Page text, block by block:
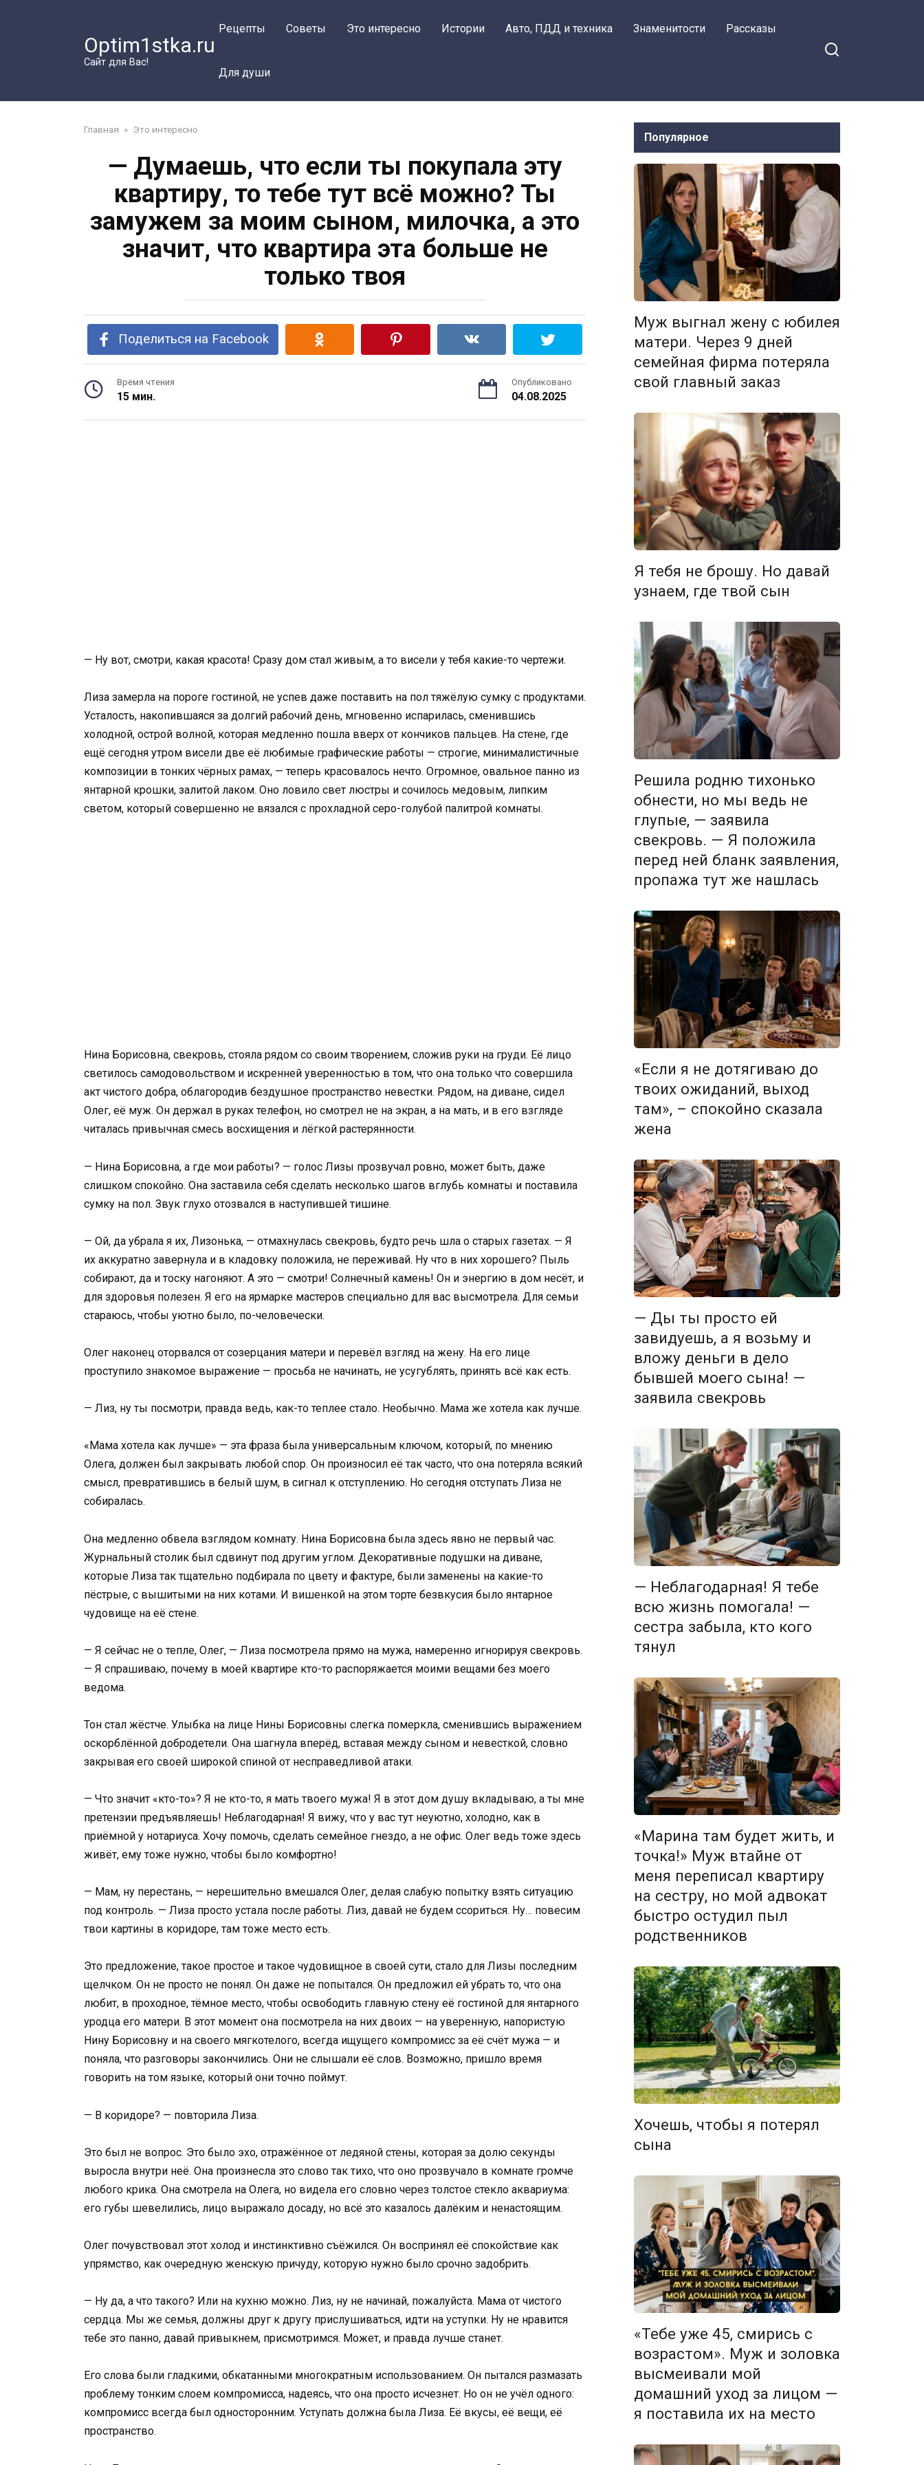
Optim1stka.ru
Сайт для Вас!
Рецепты Советы Это интересно Истории Авто, ПДД и техника Знаменитости Рассказы
Для души
Главная » Это интересно
— Думаешь, что если ты покупала эту
квартиру, то тебе тут всё можно? Ты
замужем за моим сыном, милочка, а это
значит, что квартира эта больше не
только твоя
Поделиться на Facebook
Время чтения
15 мин.
Опубликовано
04.08.2025
— Ну вот, смотри, какая красота! Сразу дом стал живым, а то висели у тебя какие-то чертежи.
Лиза замерла на пороге гостиной, не успев даже поставить на пол тяжёлую сумку с продуктами.
Усталость, накопившаяся за долгий рабочий день, мгновенно испарилась, сменившись
холодной, острой волной, которая медленно пошла вверх от кончиков пальцев. На стене, где
ещё сегодня утром висели две её любимые графические работы — строгие, минималистичные
композиции в тонких чёрных рамах, — теперь красовалось нечто. Огромное, овальное панно из
янтарной крошки, залитой лаком. Оно ловило свет люстры и сочилось медовым, липким
светом, который совершенно не вязался с прохладной серо-голубой палитрой комнаты.
Нина Борисовна, свекровь, стояла рядом со своим творением, сложив руки на груди. Её лицо
светилось самодовольством и искренней уверенностью в том, что она только что совершила
акт чистого добра, облагородив бездушное пространство невестки. Рядом, на диване, сидел
Олег, её муж. Он держал в руках телефон, но смотрел не на экран, а на мать, и в его взгляде
читалась привычная смесь восхищения и лёгкой растерянности.
— Нина Борисовна, а где мои работы? — голос Лизы прозвучал ровно, может быть, даже
слишком спокойно. Она заставила себя сделать несколько шагов вглубь комнаты и поставила
сумку на пол. Звук глухо отозвался в наступившей тишине.
— Ой, да убрала я их, Лизонька, — отмахнулась свекровь, будто речь шла о старых газетах. — Я
их аккуратно завернула и в кладовку положила, не переживай. Ну что в них хорошего? Пыль
собирают, да и тоску нагоняют. А это — смотри! Солнечный камень! Он и энергию в дом несёт, и
для здоровья полезен. Я его на ярмарке мастеров специально для вас высмотрела. Для семьи
стараюсь, чтобы уютно было, по-человечески.
Олег наконец оторвался от созерцания матери и перевёл взгляд на жену. На его лице
проступило знакомое выражение — просьба не начинать, не усугублять, принять всё как есть.
— Лиз, ну ты посмотри, правда ведь, как-то теплее стало. Необычно. Мама же хотела как лучше.
«Мама хотела как лучше» — эта фраза была универсальным ключом, который, по мнению
Олега, должен был закрывать любой спор. Он произносил её так часто, что она потеряла всякий
смысл, превратившись в белый шум, в сигнал к отступлению. Но сегодня отступать Лиза не
собиралась.
Она медленно обвела взглядом комнату. Нина Борисовна была здесь явно не первый час.
Журнальный столик был сдвинут под другим углом. Декоративные подушки на диване,
которые Лиза так тщательно подбирала по цвету и фактуре, были заменены на какие-то
пёстрые, с вышитыми на них котами. И вишенкой на этом торте безвкусия было янтарное
чудовище на её стене.
— Я сейчас не о тепле, Олег, — Лиза посмотрела прямо на мужа, намеренно игнорируя свекровь.
— Я спрашиваю, почему в моей квартире кто-то распоряжается моими вещами без моего
ведома.
Тон стал жёстче. Улыбка на лице Нины Борисовны слегка померкла, сменившись выражением
оскорблённой добродетели. Она шагнула вперёд, вставая между сыном и невесткой, словно
закрывая его своей широкой спиной от несправедливой атаки.
— Что значит «кто-то»? Я не кто-то, я мать твоего мужа! Я в этот дом душу вкладываю, а ты мне
претензии предъявляешь! Неблагодарная! Я вижу, что у вас тут неуютно, холодно, как в
приёмной у нотариуса. Хочу помочь, сделать семейное гнездо, а не офис. Олег ведь тоже здесь
живёт, ему тоже нужно, чтобы было комфортно!
— Мам, ну перестань, — нерешительно вмешался Олег, делая слабую попытку взять ситуацию
под контроль. — Лиза просто устала после работы. Лиз, давай не будем ссориться. Ну… повесим
твои картины в коридоре, там тоже место есть.
Это предложение, такое простое и такое чудовищное в своей сути, стало для Лизы последним
щелчком. Он не просто не понял. Он даже не попытался. Он предложил ей убрать то, что она
любит, в проходное, тёмное место, чтобы освободить главную стену её гостиной для янтарного
уродца его матери. В этот момент она посмотрела на них двоих — на уверенную, напористую
Нину Борисовну и на своего мягкотелого, всегда ищущего компромисс за её счёт мужа — и
поняла, что разговоры закончились. Они не слышали её слов. Возможно, пришло время
говорить на том языке, который они точно поймут.
— В коридоре? — повторила Лиза.
Это был не вопрос. Это было эхо, отражённое от ледяной стены, которая за долю секунды
выросла внутри неё. Она произнесла это слово так тихо, что оно прозвучало в комнате громче
любого крика. Она смотрела на Олега, но видела его словно через толстое стекло аквариума:
его губы шевелились, лицо выражало досаду, но всё это казалось далёким и ненастоящим.
Олег почувствовал этот холод и инстинктивно съёжился. Он воспринял её спокойствие как
упрямство, как очередную женскую причуду, которую нужно было срочно задобрить.
— Ну да, а что такого? Или на кухню можно. Лиз, ну не начинай, пожалуйста. Мама от чистого
сердца. Мы же семья, должны друг к другу прислушиваться, идти на уступки. Ну не нравится
тебе это панно, давай привыкнем, присмотримся. Может, и правда лучше станет.
Его слова были гладкими, обкатанными многократным использованием. Он пытался размазать
проблему тонким слоем компромисса, надеясь, что она просто исчезнет. Но он не учёл одного:
компромисс всегда был односторонним. Уступать должна была Лиза. Её вкусы, её вещи, её
пространство.
Популярное
Муж выгнал жену с юбилея
матери. Через 9 дней
семейная фирма потеряла
свой главный заказ
Я тебя не брошу. Но давай
узнаем, где твой сын
Решила родню тихонько
обнести, но мы ведь не
глупые, — заявила
свекровь. — Я положила
перед ней бланк заявления,
пропажа тут же нашлась
«Если я не дотягиваю до
твоих ожиданий, выход
там», – спокойно сказала
жена
— Ды ты просто ей
завидуешь, а я возьму и
вложу деньги в дело
бывшей моего сына! —
заявила свекровь
— Неблагодарная! Я тебе
всю жизнь помогала! —
сестра забыла, кто кого
тянул
«Марина там будет жить, и
точка!» Муж втайне от
меня переписал квартиру
на сестру, но мой адвокат
быстро остудил пыл
родственников
Хочешь, чтобы я потерял
сына
«Тебе уже 45, смирись с
возрастом». Муж и золовка
высмеивали мой
домашний уход за лицом —
я поставила их на место